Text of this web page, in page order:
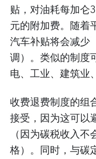
贴，对油耗每加仑
元的附加费。随着
汽车补贴将会减少
调）。类似的制度
电、工业、建筑业
收费退费制度的组
接受，因为这可以
（因为碳税收入
格）。同时，与碳